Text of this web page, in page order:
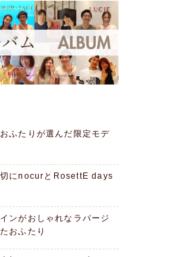
ふたりが選んだ限定モデ
切にnocurとRosettE days
ンがおしゃれなラパージ
おふたり